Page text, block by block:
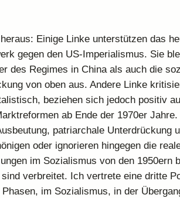
Einige Linke unterstützen das
gegen den US-Imperialismus. Sie
des Regimes in China als auch die
von oben aus. Andere Linke
beziehen sich jedoch positiv
ab Ende der 1970er
patriarchale Unterdrückung
oder ignorieren hingegen die
im Sozialismus von den 1950ern
sind verbreitet. Ich vertrete eine dritte
im Sozialismus, in der